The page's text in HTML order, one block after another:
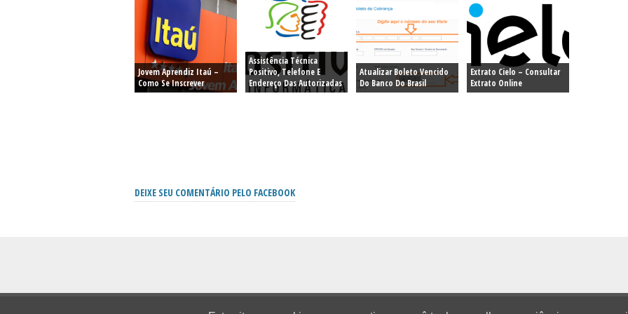
Jovem Aprendiz Itaú –
Como Se Inscrever
Assistência Técnica
Positivo, Telefone E
Endereço Das Autorizadas
Atualizar Boleto Vencido
Do Banco Do Brasil
Extrato Cielo – Consultar
Extrato Online
DEIXE SEU COMENTÁRIO PELO FACEBOOK